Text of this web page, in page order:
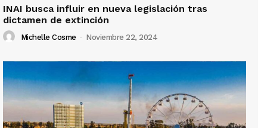
INAI busca influir en nueva legislación tras
dictamen de extinción
Michelle Cosme - Noviembre 22, 2024